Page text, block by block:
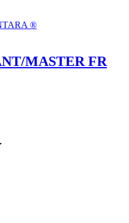
®
MASTER FR